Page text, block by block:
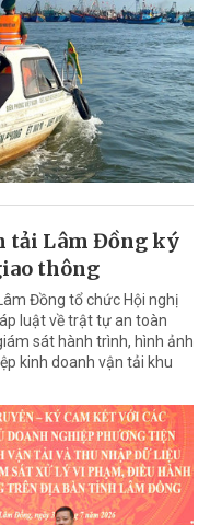
tải Lâm Đồng ký
thông
Đồng tổ chức Hội nghị
luật về trật tự an toàn
sát hành trình, hình ảnh
kinh doanh vận tải khu